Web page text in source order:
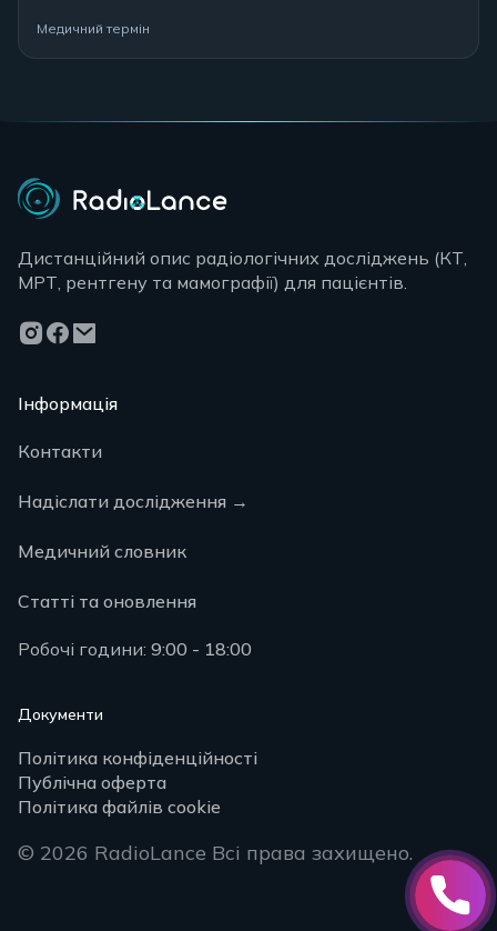
Медичний термін
Дистанційний опис радіологічних досліджень (КТ,
МРТ, рентгену та мамографії) для пацієнтів.
Інформація
Контакти
Надіслати дослідження →
Медичний словник
Статті та оновлення
Робочі години: 9:00 - 18:00
Документи
Політика конфіденційності
Публічна оферта
Політика файлів cookie
© 2026 RadioLance Всі права захищено.